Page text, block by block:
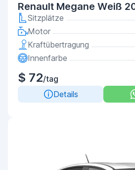
Renault Megane Weiß
Sitzplätze
Motor
Kraftübertragung
Innenfarbe
$ 72/tag
Details